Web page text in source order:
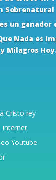
Sobrenatural
un ganador
Nada es
y Milagros Hoy.
Cristo rey
Internet
Youtube